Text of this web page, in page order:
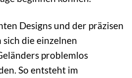
Designs und der präzisen
die einzelnen
problemlos
So entsteht im